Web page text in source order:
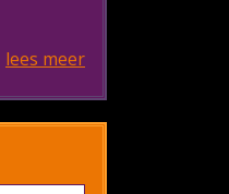
lees meer